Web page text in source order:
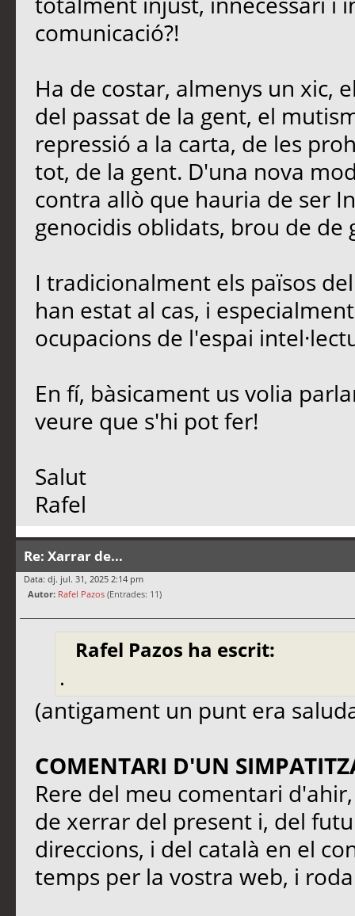
comunicació?!
Ha de costar, almenys un xic,
del passat de la gent, el
repressió a la carta, de les
tot, de la gent. D'una nova
contra allò que hauria de ser
genocidis oblidats, brou de de
I tradicionalment els països
han estat al cas, i
ocupacions de l'espai
En fí, bàsicament us volia
veure que s'hi pot fer!
Salut
Rafel
Re: Xarrar de...
Data: dj. jul. 31, 2025 2:14 pm
Autor: Rafel Pazos (Entrades: 11)
Rafel Pazos ha escrit:
.
(antigament un punt era
COMENTARI D'UN
Rere del meu comentari
de xerrar del present i, del
direccions, i del català en el
temps per la vostra web, i